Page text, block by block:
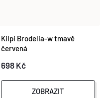
Kilpi Brodelia-w tmavě
červená
698 Kč
ZOBRAZIT